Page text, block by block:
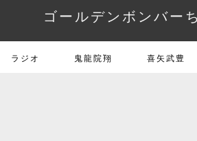
ゴールデンボンバー
ラジオ 鬼龍院翔 喜矢武豊